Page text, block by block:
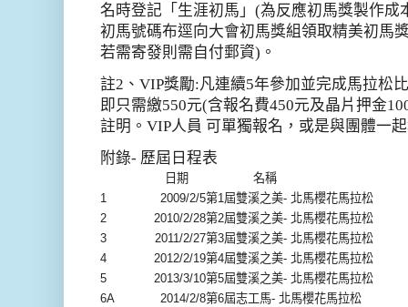
名時登記「生涯初馬」 (為反應初馬獎製作成
初馬號碼布逕向大會初馬獎組領取精美初馬
若需寄發則需自付郵資) 。
註2 、 VIP獎勵:凡連續5年參加並完成馬拉松
即只需繳550元(含報名費450元及晶片押金
註明。 VIP人員 可單獨報名，或是與團體一
附錄- 歷屆日程表
日期
名稱
1
2009/2/5第1屆雙溪之美- 北馬櫻花馬拉松
2
2010/2/28第2屆雙溪之美- 北馬櫻花馬拉松
3
2011/2/27第3屆雙溪之美- 北馬櫻花馬拉松
4
2012/2/19第4屆雙溪之美- 北馬櫻花馬拉松
5
2013/3/10第5屆雙溪之美- 北馬櫻花馬拉松
6A
2014/2/8第6屆志工馬- 北馬櫻花馬拉松